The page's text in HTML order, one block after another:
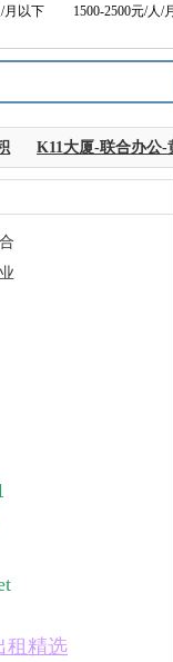
月以下 1500-2500元/人/月
K11大厦-联合办公-
租精选